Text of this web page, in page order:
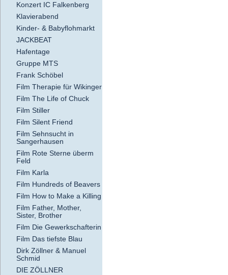
Konzert IC Falkenberg
Klavierabend
Kinder- & Babyflohmarkt
JACKBEAT
Hafentage
Gruppe MTS
Frank Schöbel
Film Therapie für Wikinger
Film The Life of Chuck
Film Stiller
Film Silent Friend
Film Sehnsucht in
Sangerhausen
Film Rote Sterne überm
Feld
Film Karla
Film Hundreds of Beavers
Film How to Make a Killing
Film Father, Mother,
Sister, Brother
Film Die Gewerkschafterin
Film Das tiefste Blau
Dirk Zöllner & Manuel
Schmid
DIE ZÖLLNER